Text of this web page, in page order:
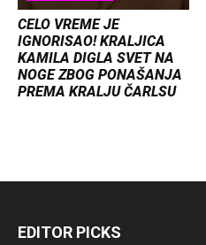
CELO VREME JE
IGNORISAO! KRALJICA
KAMILA DIGLA SVET NA
NOGE ZBOG PONAŠANJA
PREMA KRALJU ČARLSU
EDITOR PICKS